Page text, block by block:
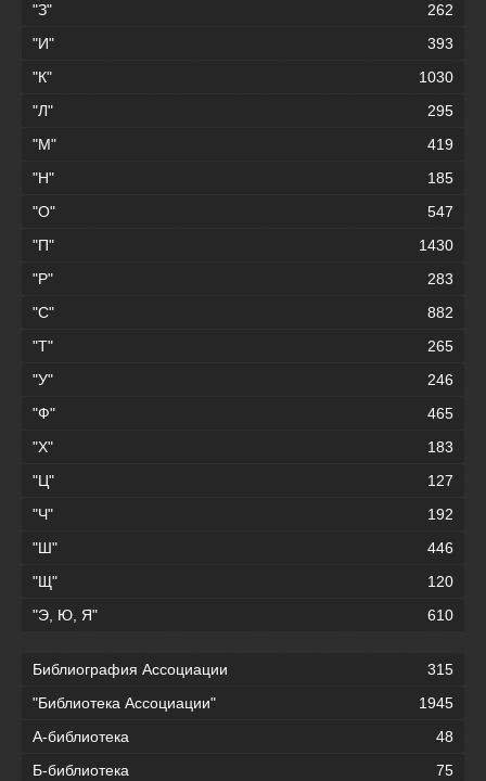
"З"
262
"И"
393
"К"
1030
"Л"
295
"М"
419
"Н"
185
"О"
547
"П"
1430
"Р"
283
"С"
882
"Т"
265
"У"
246
"Ф"
465
"Х"
183
"Ц"
127
"Ч"
192
"Ш"
446
"Щ"
120
"Э, Ю, Я"
610
Библиография Ассоциации
315
"Библиотека Ассоциации"
1945
А-библиотека
48
Б-библиотека
75